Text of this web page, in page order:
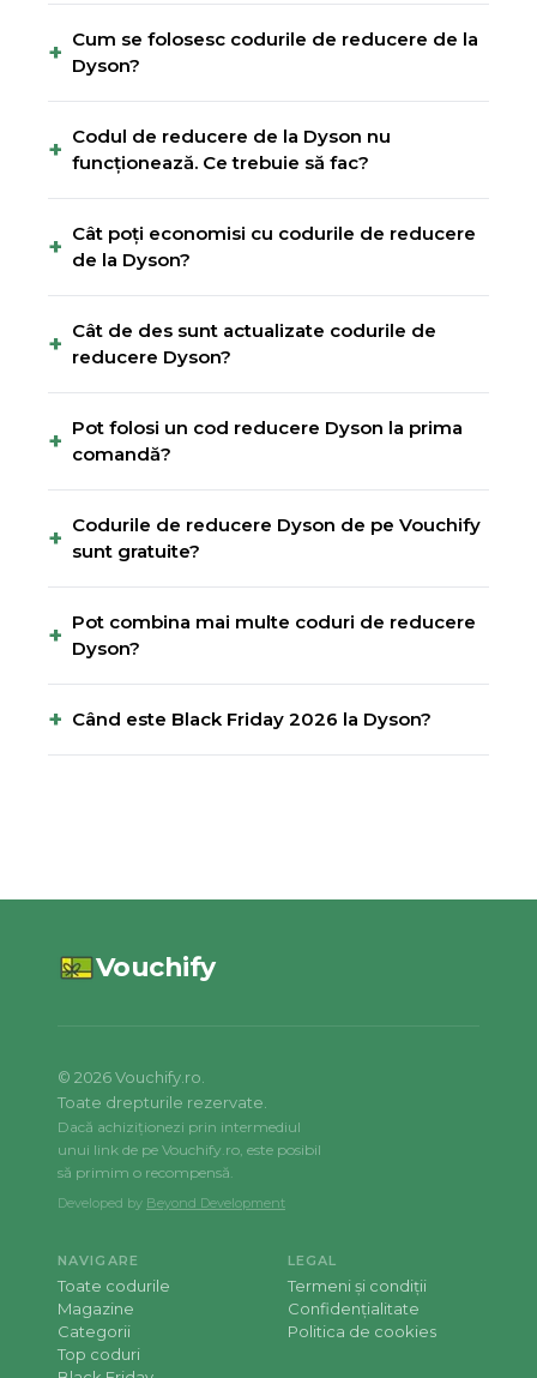
+ Cum se folosesc codurile de reducere de la
Dyson?
+ Codul de reducere de la Dyson nu
funcționează. Ce trebuie să fac?
+ Cât poți economisi cu codurile de reducere
de la Dyson?
+ Cât de des sunt actualizate codurile de
reducere Dyson?
+ Pot folosi un cod reducere Dyson la prima
comandă?
+ Codurile de reducere Dyson de pe Vouchify
sunt gratuite?
+ Pot combina mai multe coduri de reducere
Dyson?
+ Când este Black Friday 2026 la Dyson?
Vouchify
© 2026Vouchify.ro.
Toate drepturile rezervate.
Dacă achiziționezi prin intermediul
unui link de pe Vouchify.ro, este posibil
să primim o recompensă.
Developed by Beyond Development
NAVIGARE
Toate codurile
Magazine
Categorii
Top coduri
LEGAL
Termeni și condiții
Confidențialitate
Politica de cookies